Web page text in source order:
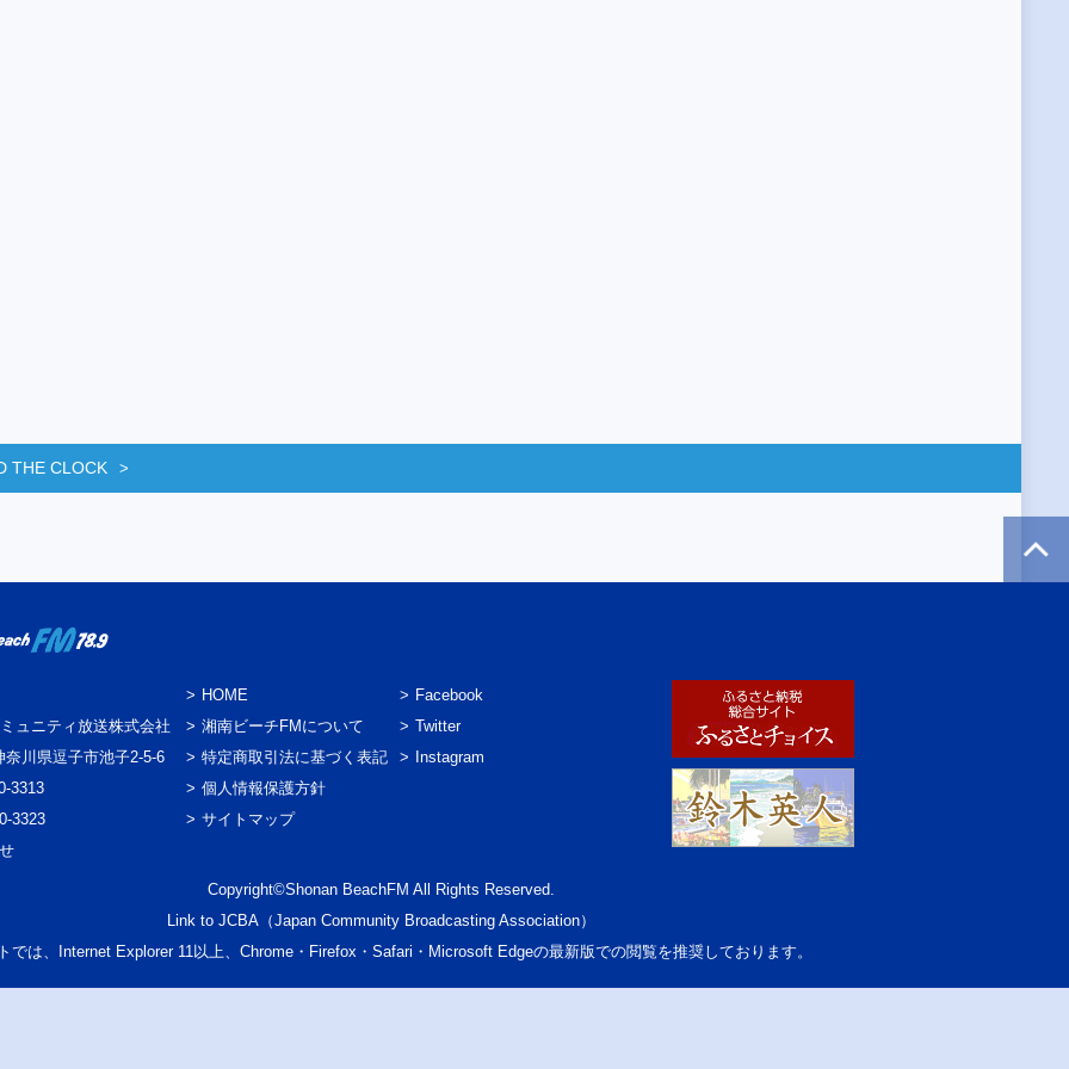
THE CLOCK
ュニティ放送株式会社
奈川県逗子市池子2-5-6
3313
3323
HOME
湘南ビーチFMについて
特定商取引法に基づく表記
個人情報保護方針
サイトマップ
Facebook
Twitter
Instagram
Copyright©Shonan BeachFM All Rights Reserved.
Link to JCBA（Japan Community Broadcasting Association）
では、Internet Explorer 11以上、Chrome・Firefox・Safari・Microsoft Edgeの最新版での閲覧を推奨しております。